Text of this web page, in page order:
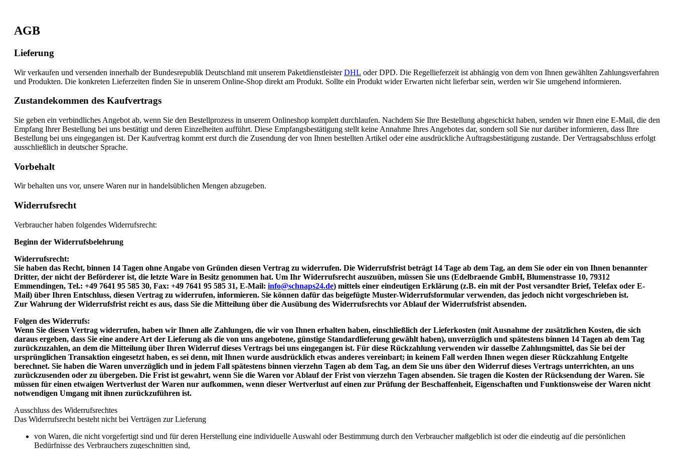
AGB
Lieferung
Wir verkaufen und versenden innerhalb der Bundesrepublik Deutschland mit unserem PaketdienstleisterDHL oder DPD. Die Regellieferzeit ist abhängig von dem von Ihnen gewählten Zahlungsverfahren
und Produkten. Die konkreten Lieferzeiten finden Sie in unserem Online-Shop direkt am Produkt. Sollte ein Produkt wider Erwarten nicht lieferbar sein, werden wir Sie umgehend informieren.
Zustandekommen des Kaufvertrags
Sie geben ein verbindliches Angebot ab, wenn Sie den Bestellprozess in unserem Onlineshop komplett durchlaufen. Nachdem Sie Ihre Bestellung abgeschickt haben, senden wir Ihnen eine E-Mail, die den
Empfang Ihrer Bestellung bei uns bestätigt und deren Einzelheiten aufführt. Diese Empfangsbestätigung stellt keine Annahme Ihres Angebotes dar, sondern soll Sie nur darüber informieren, dass Ihre
Bestellung bei uns eingegangen ist. Der Kaufvertrag kommt erst durch die Zusendung der von Ihnen bestellten Artikel oder eine ausdrückliche Auftragsbestätigung zustande. Der Vertragsabschluss erfolgt
ausschließlich in deutscher Sprache.
Vorbehalt
Wir behalten uns vor, unsere Waren nur in handelsüblichen Mengen abzugeben.
Widerrufsrecht
Verbraucher haben folgendes Widerrufsrecht:
Beginn der Widerrufsbelehrung
Widerrufsrecht:
Sie haben das Recht, binnen 14 Tagen ohne Angabe von Gründen diesen Vertrag zu widerrufen. Die Widerrufsfrist beträgt 14 Tage ab dem Tag, an dem Sie oder ein von Ihnen benannter
Dritter, der nicht der Beförderer ist, die letzte Ware in Besitz genommen hat. Um Ihr Widerrufsrecht auszuüben, müssen Sie uns (Edelbraende GmbH, Blumenstrasse 10, 79312
Emmendingen, Tel.: +49 7641 95 585 30, Fax: +49 7641 95 585 31, E-Mail: info@schnaps24.de) mittels einer eindeutigen Erklärung (z.B. ein mit der Post versandter Brief, Telefax oder E-
Mail) über Ihren Entschluss, diesen Vertrag zu widerrufen, informieren. Sie können dafür das beigefügte Muster-Widerrufsformular verwenden, das jedoch nicht vorgeschrieben ist.
Zur Wahrung der Widerrufsfrist reicht es aus, dass Sie die Mitteilung über die Ausübung des Widerrufsrechts vor Ablauf der Widerrufsfrist absenden.
Folgen des Widerrufs:
Wenn Sie diesen Vertrag widerrufen, haben wir Ihnen alle Zahlungen, die wir von Ihnen erhalten haben, einschließlich der Lieferkosten (mit Ausnahme der zusätzlichen Kosten, die sich
daraus ergeben, dass Sie eine andere Art der Lieferung als die von uns angebotene, günstige Standardlieferung gewählt haben), unverzüglich und spätestens binnen 14 Tagen ab dem Tag
zurückzuzahlen, an dem die Mitteilung über Ihren Widerruf dieses Vertrags bei uns eingegangen ist. Für diese Rückzahlung verwenden wir dasselbe Zahlungsmittel, das Sie bei der
ursprünglichen Transaktion eingesetzt haben, es sei denn, mit Ihnen wurde ausdrücklich etwas anderes vereinbart; in keinem Fall werden Ihnen wegen dieser Rückzahlung Entgelte
berechnet. Sie haben die Waren unverzüglich und in jedem Fall spätestens binnen vierzehn Tagen ab dem Tag, an dem Sie uns über den Widerruf dieses Vertrags unterrichten, an uns
zurückzusenden oder zu übergeben. Die Frist ist gewahrt, wenn Sie die Waren vor Ablauf der Frist von vierzehn Tagen absenden. Sie tragen die Kosten der Rücksendung der Waren. Sie
müssen für einen etwaigen Wertverlust der Waren nur aufkommen, wenn dieser Wertverlust auf einen zur Prüfung der Beschaffenheit, Eigenschaften und Funktionsweise der Waren nicht
notwendigen Umgang mit ihnen zurückzuführen ist.
Ausschluss des Widerrufsrechtes
Das Widerrufsrecht besteht nicht bei Verträgen zur Lieferung
von Waren, die nicht vorgefertigt sind und für deren Herstellung eine individuelle Auswahl oder Bestimmung durch den Verbraucher maßgeblich ist oder die eindeutig auf die persönlichen
Bedürfnisse des Verbrauchers zugeschnitten sind,